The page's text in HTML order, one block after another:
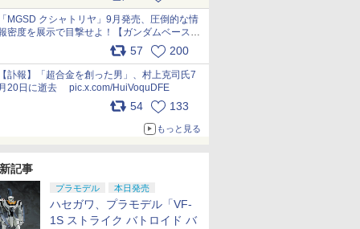
新フォーマットでキット化！
nszPIDTpbg
MGSD クシャトリヤ」9月発売、圧倒的な情
密度を展示で目撃せよ！【ガンダムベース撮
り下ろし】 pic.x.com/3rPjsfk7qZ
57 200
訃報】「超合金を創った男」、村上克司氏7
月20日に逝去 pic.x.com/HuiVoquDFE
54 133
もっと見る
記事
プラモデル 本日発売
ハセガワ、プラモデル「VF-
1S ストライク バトロイド バ